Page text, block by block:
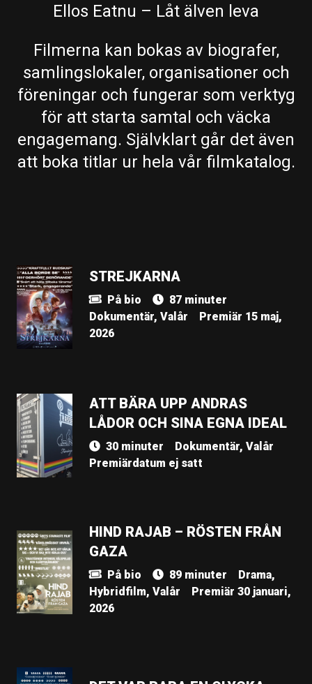
Ellos Eatnu – Låt älven leva
Filmerna kan bokas av biografer,
samlingslokaler, organisationer och
föreningar och fungerar som verktyg
för att starta samtal och väcka
engagemang. Självklart går det även
att boka titlar ur hela vår filmkatalog.
STREJKARNA
På bio
87 minuter
Dokumentär, Valår
Premiär 15 maj,
2026
ATT BÄRA UPP ANDRAS
LÅDOR OCH SINA EGNA IDEAL
30 minuter
Dokumentär, Valår
Premiärdatum ej satt
HIND RAJAB – RÖSTEN FRÅN
GAZA
På bio 89 minuter
Drama,
Hybridfilm, Valår
Premiär 30 januari,
2026